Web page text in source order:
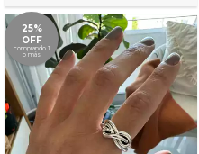
25%
OFF
comprando 1
o más